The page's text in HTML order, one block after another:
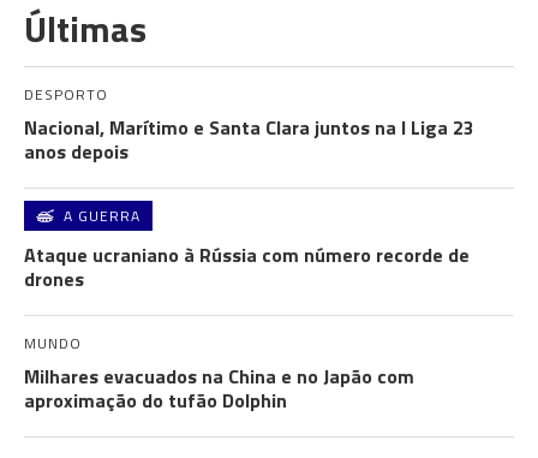
Últimas
DESPORTO
Nacional, Marítimo e Santa Clara juntos na I Liga 23
anos depois
A GUERRA
Ataque ucraniano à Rússia com número recorde de
drones
MUNDO
Milhares evacuados na China e no Japão com
aproximação do tufão Dolphin